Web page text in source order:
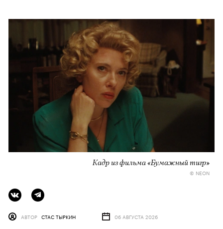
Кадр из фильма «Бумажный тигр»
© NEON
АВТОР СТАС ТЫРКИН 06 АВГУСТА 2026